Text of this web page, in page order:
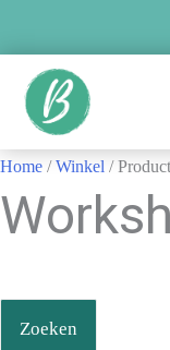
Home /Winkel /
Zoeken